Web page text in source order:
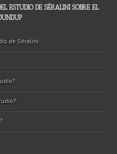
ESTUDIO DE SÉRALINI SOBRE EL
de Séralini